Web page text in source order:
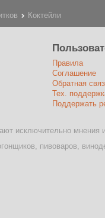
Коктейли
Правила
Соглашение
Обратная
Тех.
Поддержать
исключительно мнения
пивоваров,